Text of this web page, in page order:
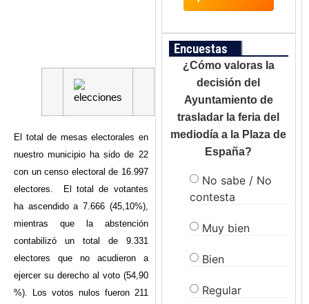
El total de mesas electorales en
nuestro municipio ha sido de 22
con un censo electoral de 16.997
electores. El total de votantes
ha ascendido a 7.666 (45,10%),
mientras que la abstención
contabilizó un total de 9.331
electores que no acudieron a
ejercer su derecho al voto (54,90
%). Los votos nulos fueron 211
Encuestas
¿Cómo valoras la
decisión del
Ayuntamiento de
trasladar la feria del
mediodía a la Plaza de
España?
No sabe / No
contesta
Muy bien
Bien
Regular